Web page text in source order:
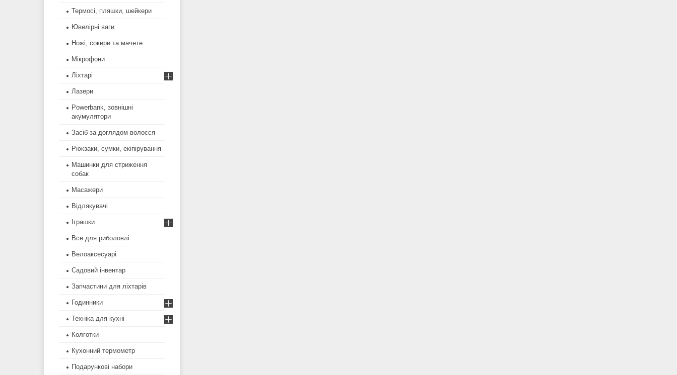
Термосі, пляшки, шейкери
Ювелірні ваги
Ножі, сокири та мачете
Мікрофони
Ліхтарі
Лазери
Powerbank, зовнішні
акумулятори
Засіб за доглядом волосся
Рюкзаки, сумки, екіпірування
Машинки для стриження
собак
Масажери
Відлякувачі
Іграшки
Все для риболовлі
Велоаксесуарі
Садовий інвентар
Запчастини для ліхтарів
Годинники
Техніка для кухні
Колготки
Кухонний термометр
Подарункові набори